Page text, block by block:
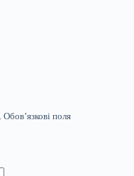
Обов’язкові поля